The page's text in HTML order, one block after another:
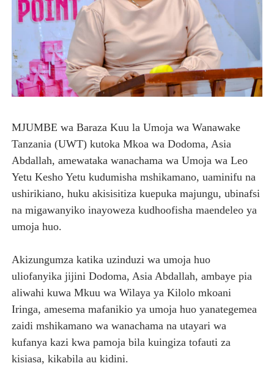
WATOTO WAFUNDISHWE KUPINGA RUSHWA WAKIWA
WAFANYABIASHARA WA MADUKA YA SIMU
REA YATOA SOMO LA NISHATI SAFI YA KUPIKIA KWA
THBUB YAENDELEA KUTOA ELIMU KWA WANANCHI
TANZANIA YAWA MWENYEJI WA JUKWAA LA NANE LA
HABARI ZILIZOPEWA UZITO WA JUU KATIKA
HABARI ZILIZOPEWA UZITO WA JUU KATIKA
MJUMBE wa Baraza Kuu la Umoja wa Wanawake
Tanzania (UWT) kutoka Mkoa wa Dodoma, Asia
Abdallah, amewataka wanachama wa Umoja wa Leo
Yetu Kesho Yetu kudumisha mshikamano, uaminifu na
ushirikiano, huku akisisitiza kuepuka majungu, ubinafsi
na migawanyiko inayoweza kudhoofisha maendeleo ya
umoja huo.
Akizungumza katika uzinduzi wa umoja huo
uliofanyika jijini Dodoma, Asia Abdallah, ambaye pia
aliwahi kuwa Mkuu wa Wilaya ya Kilolo mkoani
Iringa, amesema mafanikio ya umoja huo yanategemea
zaidi mshikamano wa wanachama na utayari wa
kufanya kazi kwa pamoja bila kuingiza tofauti za
kisiasa, kikabila au kidini.